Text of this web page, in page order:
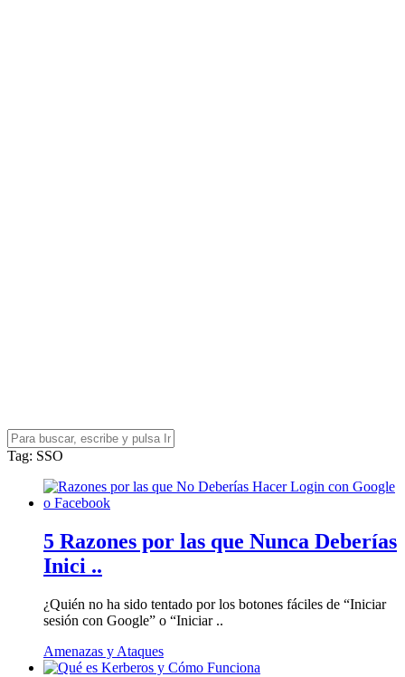
Tag: SSO
5 Razones por las que Nunca Deberías
Inici ..
¿Quién no ha sido tentado por los botones fáciles de “Iniciar
sesión con Google” o “Iniciar ..
Amenazas y Ataques